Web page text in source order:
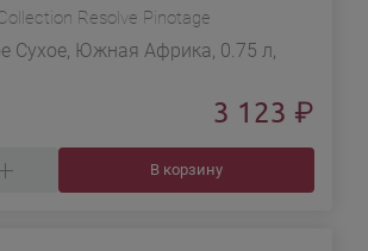
Resolve Pinotage
Сухое, Южная Африка, 0.75 л,
3 123 ₽
В корзину